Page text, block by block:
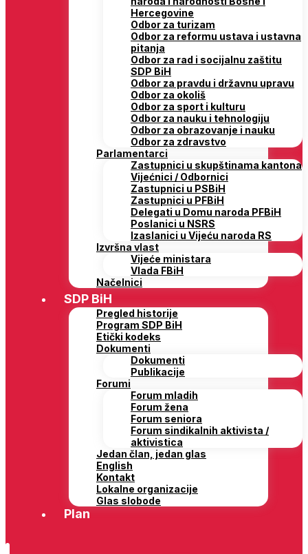
Hercegovine
Odbor za turizam
Odbor za reformu ustava i ustavna
pitanja
Odbor za rad i socijalnu zaštitu
SDP BiH
Odbor za pravdu i državnu upravu
Odbor za okoliš
Odbor za sport i kulturu
Odbor za nauku i tehnologiju
Odbor za obrazovanje i nauku
Odbor za zdravstvo
Parlamentarci
Zastupnici u skupštinama kantona
Vijećnici / Odbornici
Zastupnici u PSBiH
Zastupnici u PFBiH
Delegati u Domu naroda PFBiH
Poslanici u NSRS
Izaslanici u Vijeću naroda RS
Izvršna vlast
Vijeće ministara
Vlada FBiH
Načelnici
SDP BiH
Pregled historije
Program SDP BiH
Etički kodeks
Dokumenti
Dokumenti
Publikacije
Forumi
Forum mladih
Forum žena
Forum seniora
Forum sindikalnih aktivista /
aktivistica
Jedan član, jedan glas
English
Kontakt
Lokalne organizacije
Glas slobode
Plan